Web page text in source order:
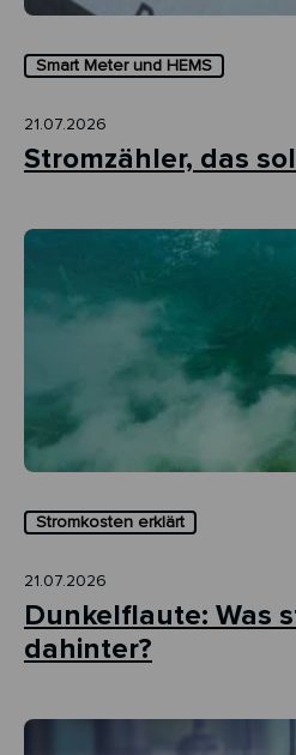
Smart Meter und HEMS
21.07.2026
Stromzähler, das
Stromkosten erklärt
21.07.2026
Dunkelflaute: Was
dahinter?